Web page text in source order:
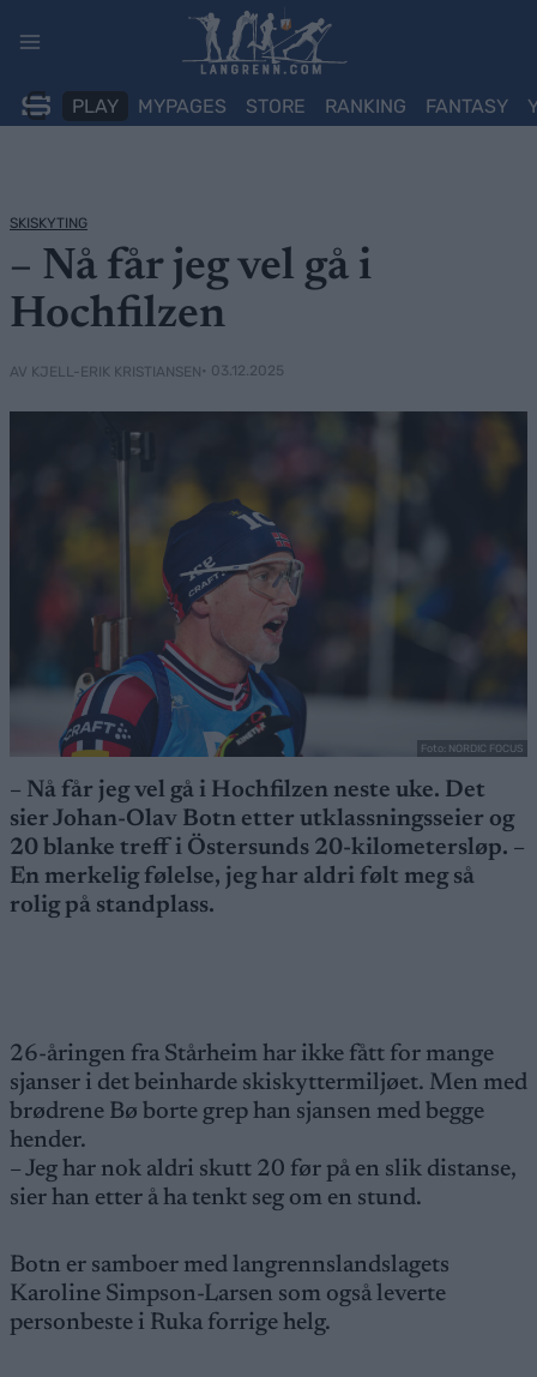
PLAY MYPAGES STORE RANKING FANTASY
SKISKYTING
– Nå får jeg vel gå i
Hochfilzen
AV KJELL-ERIK KRISTIANSEN• 03.12.2025
Foto: NORDIC FOCUS
– Nå får jeg vel gå i Hochfilzen neste uke. Det
sier Johan-Olav Botn etter utklassningsseier og
20 blanke treff i Östersunds 20-kilometersløp. –
En merkelig følelse, jeg har aldri følt meg så
rolig på standplass.
26-åringen fra Stårheim har ikke fått for mange
sjanser i det beinharde skiskyttermiljøet. Men med
brødrene Bø borte grep han sjansen med begge
hender.
– Jeg har nok aldri skutt 20 før på en slik distanse,
sier han etter å ha tenkt seg om en stund.
Botn er samboer med langrennslandslagets
Karoline Simpson-Larsen som også leverte
personbeste i Ruka forrige helg.